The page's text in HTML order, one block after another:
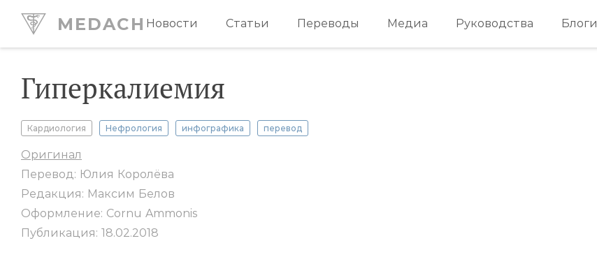
MEDACH Новости Статьи Переводы Медиа Руководства Блоги
Гиперкалиемия
Кардиология Нефрология инфографика перевод
Оригинал
Перевод: Юлия Королёва
Редакция: Максим Белов
Оформление: Cornu Ammonis
Публикация: 18.02.2018